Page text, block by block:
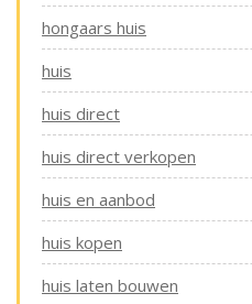
hongaars huis
huis
huis direct
huis direct verkopen
huis en aanbod
huis kopen
huis laten bouwen